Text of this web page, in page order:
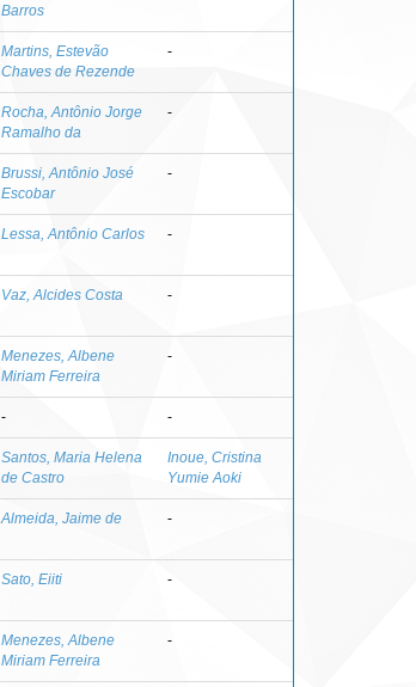
Barros
Martins, Estevão
Chaves de Rezende
-
Rocha, Antônio Jorge
Ramalho da
-
Brussi, Antônio José
Escobar
-
Lessa, Antônio Carlos -
Vaz, Alcides Costa -
Menezes, Albene
Miriam Ferreira
-
- -
Santos, Maria Helena
de Castro
Inoue, Cristina
Yumie Aoki
Almeida, Jaime de -
Sato, Eiiti -
Menezes, Albene
Miriam Ferreira
-